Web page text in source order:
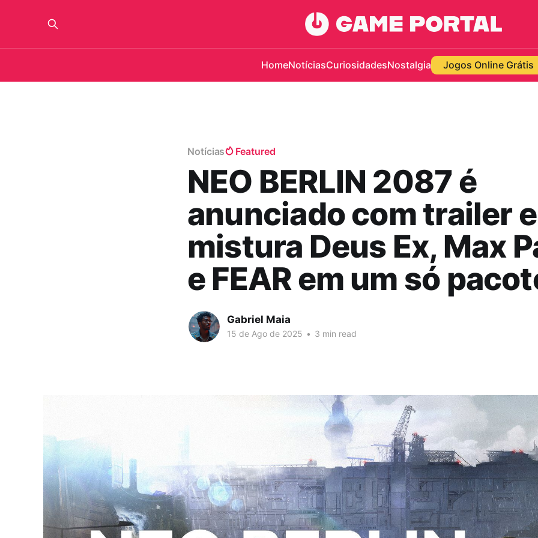
HomeNotíciasCuriosidadesNostalgia Jogos Online Grátis
Notícias Featured
NEO BERLIN 2087 é
anunciado com trailer e
mistura Deus Ex, Max
e FEAR em um só
Gabriel Maia
15 de Ago de 2025 • 3 min read